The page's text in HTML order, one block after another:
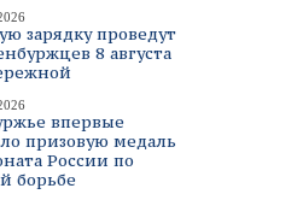
зарядку проведут
8 августа
впервые
призовую медаль
России по
борьбе